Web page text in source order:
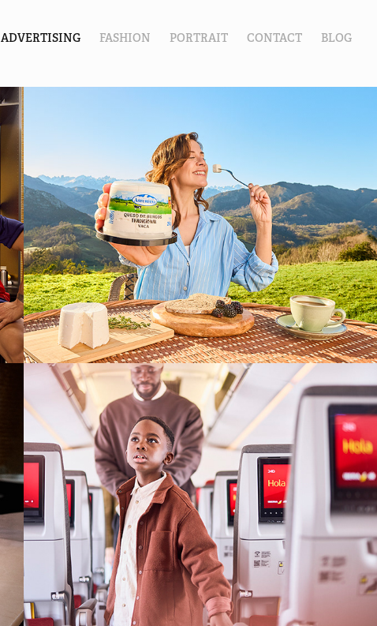
ADVERTISING FASHION PORTRAIT CONTACT BLOG
Asturiana
II
Iberia
Lifestyle